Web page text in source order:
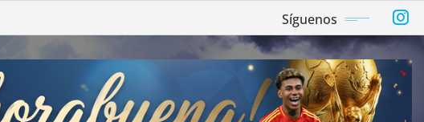
Síguenos